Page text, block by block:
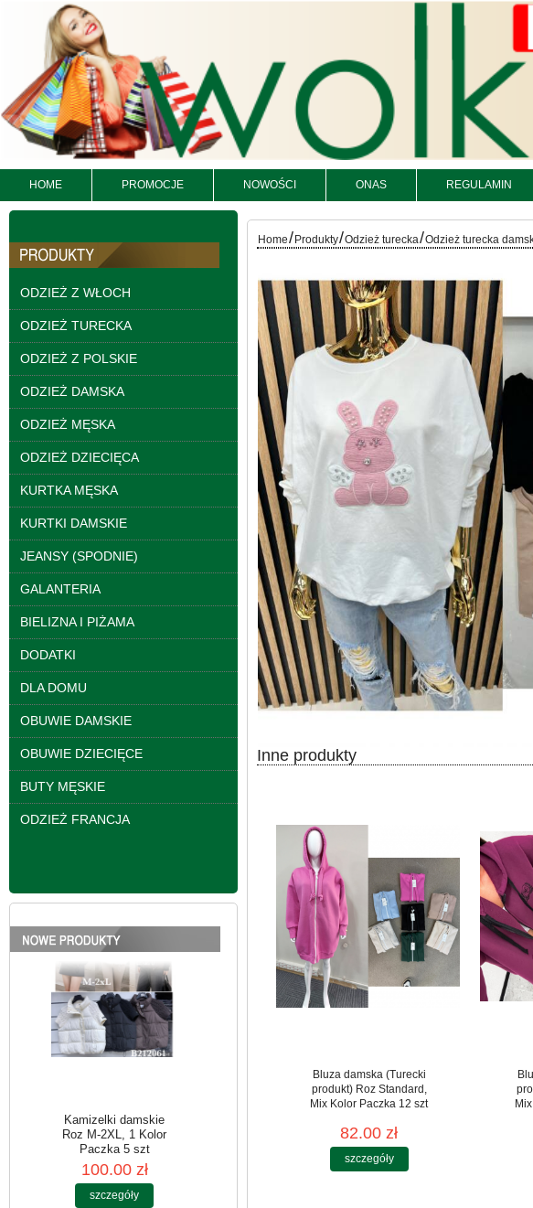
HOME PROMOCJE NOWOŚCI ONAS REGULAMIN
ODZIEŻ Z WŁOCH
ODZIEŻ TURECKA
ODZIEŻ Z POLSKIE
ODZIEŻ DAMSKA
ODZIEŻ MĘSKA
ODZIEŻ DZIECIĘCA
KURTKA MĘSKA
KURTKI DAMSKIE
JEANSY (SPODNIE)
GALANTERIA
BIELIZNA I PIŻAMA
DODATKI
DLA DOMU
OBUWIE DAMSKIE
OBUWIE DZIECIĘCE
BUTY MĘSKIE
ODZIEŻ FRANCJA
Kamizelki damskie
Roz M-2XL, 1 Kolor
Paczka 4 szt
120.00 zł
szczegóły
Kamizelki damskie
Roz M-2XL, 1 Kolor
Paczka 4 szt
110.00 zł
szczegóły
Kamizelki damskie
szczegóły
Kamizelki damskie
Roz M-2XL, 1 Kolor
Home/ Produkty/Odzież turecka/Odzież turecka
Inne produkty
Bluza damska (Turecki
produkt) Roz Standard,
Mix Kolor Paczka 12 szt
82.00 zł
szczegóły